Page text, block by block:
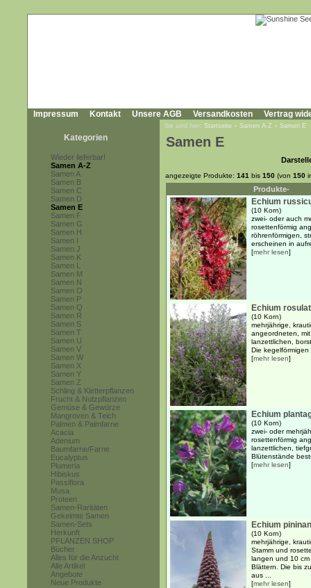
Impressum Kontakt Unsere AGB Versandkosten Vertrag
Kategorien
Wieder lieferbar!
Samen A-Z
Samen A
Samen B
Samen C
Samen D
Samen E
Samen F
Samen G
Samen H
Samen I
Samen J
Samen K
Samen L
Samen M
Samen N
Samen O
Samen P
Samen Q
Samen R
Samen S
Samen T
Samen U
Samen V
Samen W
Samen X
Samen Y
Samen Z
Schling & Kletterpflanzen
Frucht & Nutzpflanzen
Gemüse & Gewürze
Mangroven & Teich
Palmen & Palmfarne
Acacia
Adenium
Baumfarne/Farne
Eucalyptus
Plumeria
Hibiskus
Passiflora
Musa
Proteen
Samen-Raritäten
Gekeimte Samen
Samen-Sets
Herkunft
PFLANZEN SHOP
Bücher
Alles für die Anzucht
Alle Artikel
Angebote
Neue Produkte
Sie sind hier: Startseite » Samen A-Z » Samen E
Samen E
angezeigte Produkte: 141 bis 150 (von 150
Produkte-
Echium
(10 Korn)
zwei- oder auch
rosettenförmig
röhrenförmigen,
erscheinen in
[mehr lesen]
Echium
(10 Korn)
mehrjährige,
angeordneten,
lanzettlichen,
Die kegelförmigen
[mehr lesen]
Echium
(10 Korn)
zwei- oder
rosettenförmig
lanzettlichen,
Blütenstände
[mehr lesen]
Echium
(10 Korn)
mehrjährige,
Stamm und
langen und 10
Blättern. Die bis
aus ...
[mehr lesen]